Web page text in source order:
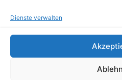
Dienste verwalten
Angelfreunde Stahl
Rechte vorbehalten.
Datenschutz